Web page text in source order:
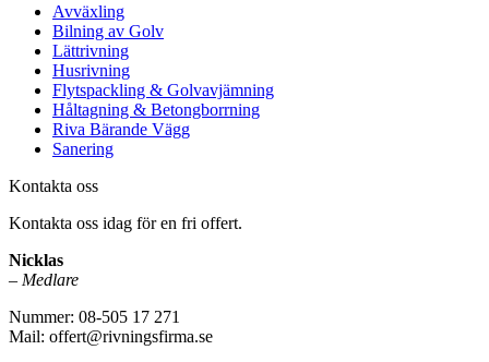
Avväxling
Bilning av Golv
Lättrivning
Husrivning
Flytspackling & Golvavjämning
Håltagning & Betongborrning
Riva Bärande Vägg
Sanering
Kontakta oss
Kontakta oss idag för en fri offert.
Nicklas
– Medlare
Nummer: 08-505 17 271
Mail: offert@rivningsfirma.se